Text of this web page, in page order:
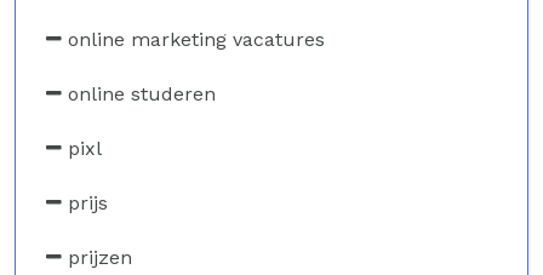
online marketing vacatures
online studeren
pixl
prijs
prijzen